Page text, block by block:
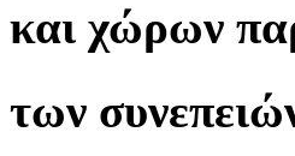
και χώρων
των